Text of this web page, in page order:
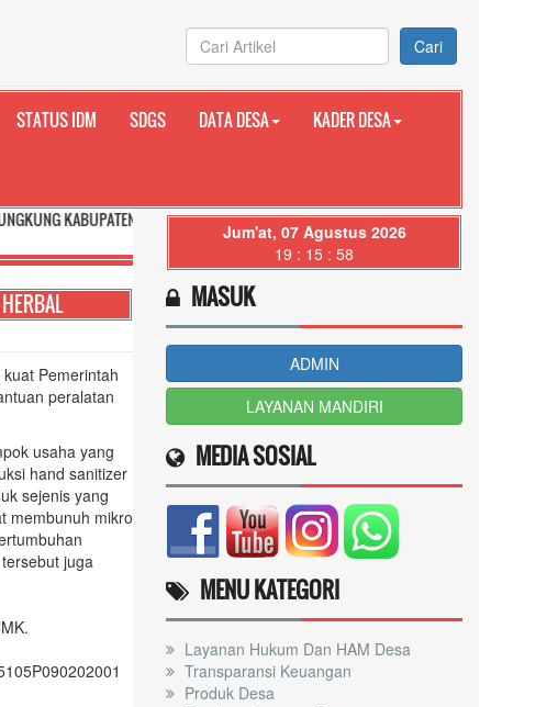
Cari
STATUS IDM SDGS DATA DESA KADER DESA
KLUNGKUNG PROVINSI BALI
Pemerintah
peralatan
usaha yang
hand sanitizer
sejenis yang
membunuh mikro
juga
Jum'at, 07 Agustus 2026
19 : 16 : 00
MASUK
ADMIN
LAYANAN MANDIRI
MEDIA SOSIAL
MENU KATEGORI
Layanan Hukum Dan HAM Desa
Transparansi Keuangan
Produk Desa